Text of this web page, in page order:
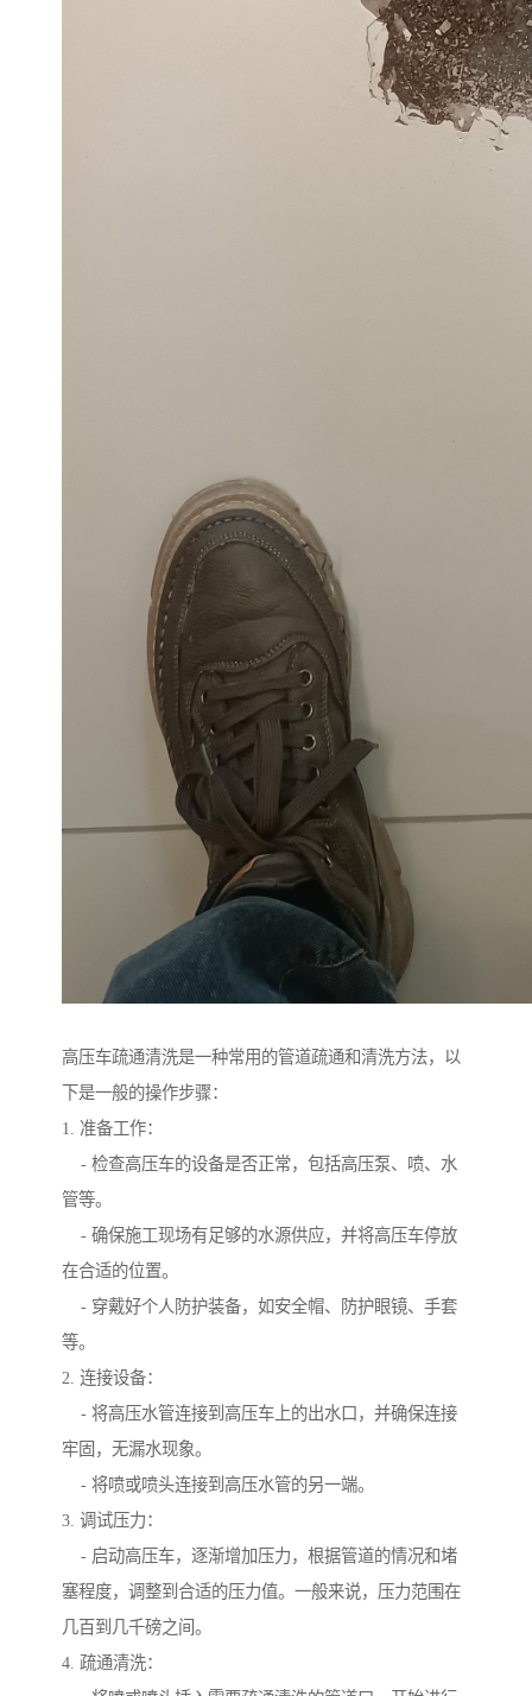
高压车疏通清洗是一种常用的管道疏通和清洗方法，以
下是一般的操作步骤：
1. 准备工作：
- 检查高压车的设备是否正常，包括高压泵、喷、水
管等。
- 确保施工现场有足够的水源供应，并将高压车停放
在合适的位置。
- 穿戴好个人防护装备，如安全帽、防护眼镜、手套
等。
2. 连接设备：
- 将高压水管连接到高压车上的出水口，并确保连接
牢固，无漏水现象。
- 将喷或喷头连接到高压水管的另一端。
3. 调试压力：
- 启动高压车，逐渐增加压力，根据管道的情况和堵
塞程度，调整到合适的压力值。一般来说，压力范围在
几百到几千磅之间。
4. 疏通清洗：